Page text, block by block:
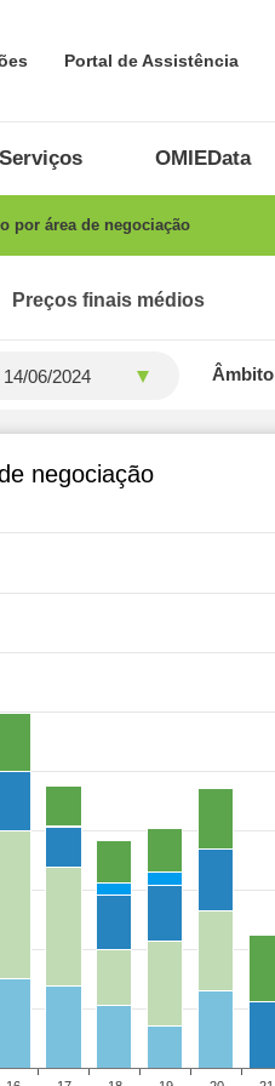
Portal de Assistência
Serviços OMIEData
por área de negociação
Preços finais médios
Âmbito
negociação